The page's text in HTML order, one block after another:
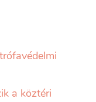
a köztéri